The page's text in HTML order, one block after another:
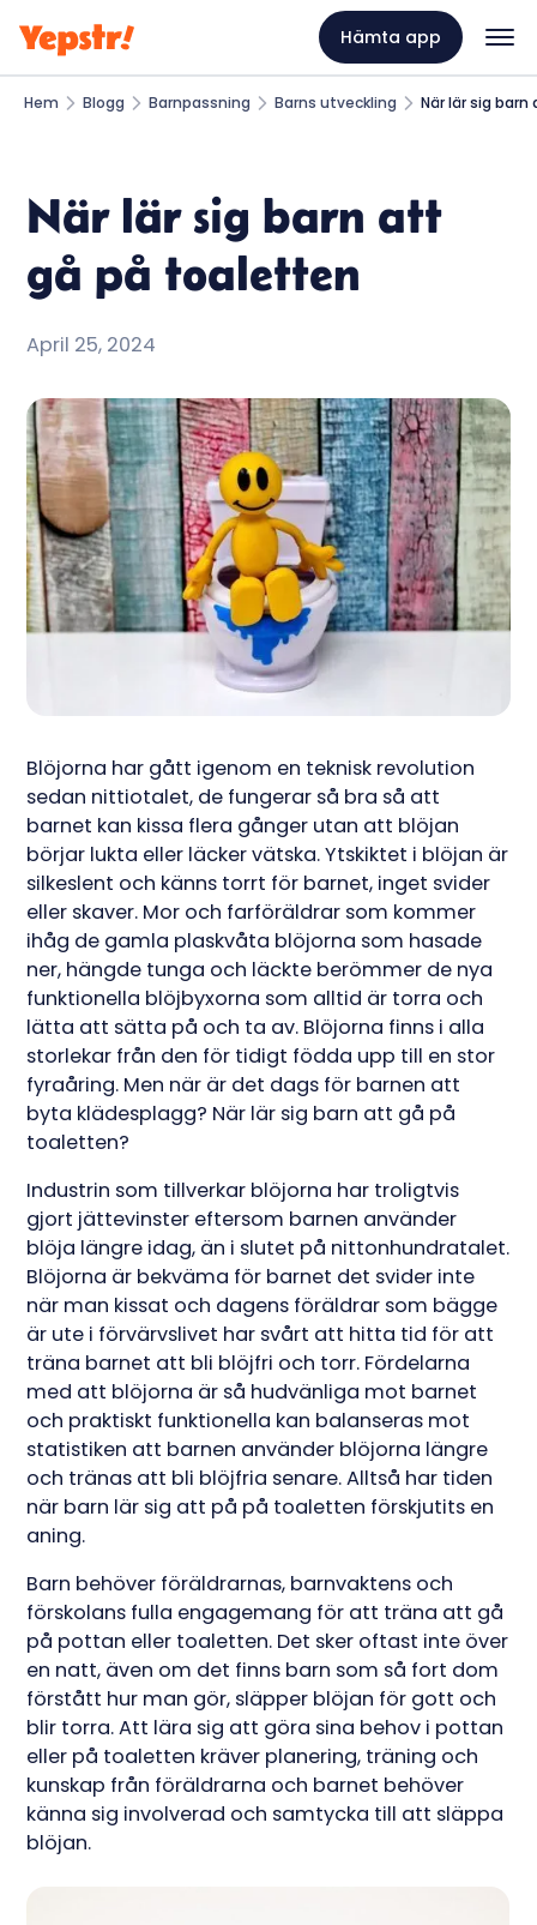
Hämta app
Hem Blogg Barnpassning Barns utveckling När lär sig
När lär sig barn att
gå på toaletten
April 25, 2024
Blöjorna har gått igenom en teknisk revolution
sedan nittiotalet, de fungerar så bra så att
barnet kan kissa flera gånger utan att blöjan
börjar lukta eller läcker vätska. Ytskiktet i blöjan är
silkeslent och känns torrt för barnet, inget svider
eller skaver. Mor och farföräldrar som kommer
ihåg de gamla plaskvåta blöjorna som hasade
ner, hängde tunga och läckte berömmer de nya
funktionella blöjbyxorna som alltid är torra och
lätta att sätta på och ta av. Blöjorna finns i alla
storlekar från den för tidigt födda upp till en stor
fyraåring. Men när är det dags för barnen att
byta klädesplagg? När lär sig barn att gå på
toaletten?
Industrin som tillverkar blöjorna har troligtvis
gjort jättevinster eftersom barnen använder
blöja längre idag, än i slutet på nittonhundratalet.
Blöjorna är bekväma för barnet det svider inte
när man kissat och dagens föräldrar som bägge
är ute i förvärvslivet har svårt att hitta tid för att
träna barnet att bli blöjfri och torr. Fördelarna
med att blöjorna är så hudvänliga mot barnet
och praktiskt funktionella kan balanseras mot
statistiken att barnen använder blöjorna längre
och tränas att bli blöjfria senare. Alltså har tiden
när barn lär sig att på på toaletten förskjutits en
aning.
Barn behöver föräldrarnas, barnvaktens och
förskolans fulla engagemang för att träna att gå
på pottan eller toaletten. Det sker oftast inte över
en natt, även om det finns barn som så fort dom
förstått hur man gör, släpper blöjan för gott och
blir torra. Att lära sig att göra sina behov i pottan
eller på toaletten kräver planering, träning och
kunskap från föräldrarna och barnet behöver
känna sig involverad och samtycka till att släppa
blöjan.